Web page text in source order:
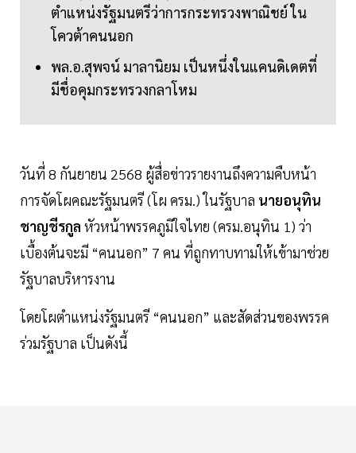
ตำแหน่งรัฐมนตรีว่าการกระทรวงพาณิชย์ ใน
โควต้าคนนอก
พล.อ.สุพจน์ มาลานิยม เป็นหนึ่งในแคนดิเดตที่
มีชื่อคุมกระทรวงกลาโหม
วันที่ 8 กันยายน 2568 ผู้สื่อข่าวรายงานถึงความคืบหน้า
การจัดโผคณะรัฐมนตรี (โผ ครม.) ในรัฐบาล นายอนุทิน
ชาญชีรกูล หัวหน้าพรรคภูมิใจไทย (ครม.อนุทิน 1) ว่า
เบื้องต้นจะมี “คนนอก” 7 คน ที่ถูกทาบทามให้เข้ามาช่วย
รัฐบาลบริหารงาน
โดยโผตำแหน่งรัฐมนตรี “คนนอก” และสัดส่วนของพรรค
ร่วมรัฐบาล เป็นดังนี้